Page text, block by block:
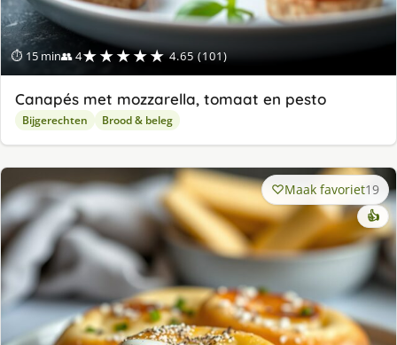
⏱ 15 min👥 4★★★★★ 4.65 (101)
Canapés met mozzarella, tomaat en pesto
Bijgerechten Brood & beleg
Maak favoriet19
👍